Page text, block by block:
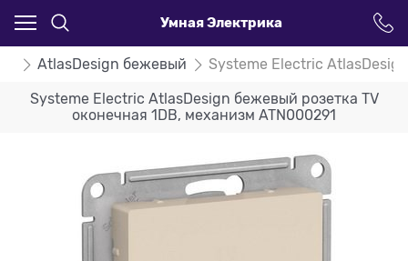
Умная Электрика
AtlasDesign бежевый Systeme Electric
Systeme Electric AtlasDesign бежевый розетка TV
оконечная 1DB, механизм ATN000291